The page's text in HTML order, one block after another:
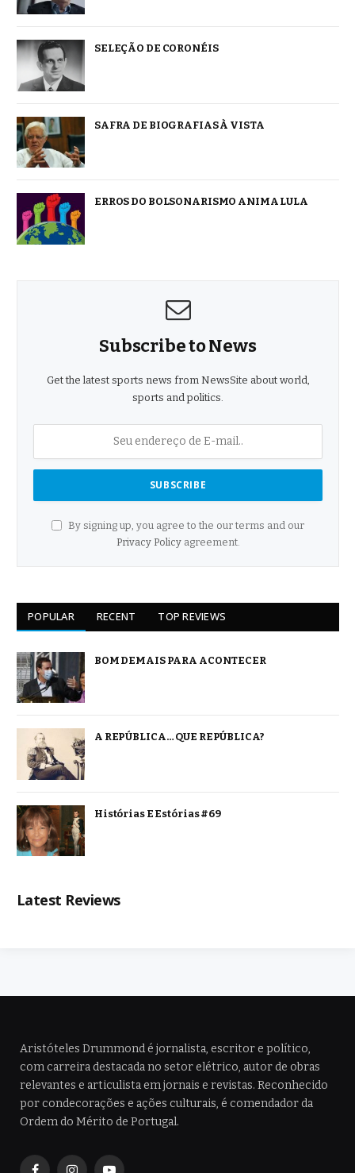
SELEÇÃO DE CORONÉIS
SAFRA DE BIOGRAFIAS À VISTA
ERROS DO BOLSONARISMO ANIMA LULA
Subscribe to News
Get the latest sports news from NewsSite about world,
sports and politics.
By signing up, you agree to the our terms and our
Privacy Policyagreement.
POPULAR RECENT TOP REVIEWS
BOM DEMAIS PARA ACONTECER
A REPÚBLICA… QUE REPÚBLICA?
Histórias E Estórias #69
Latest Reviews
Aristóteles Drummond é jornalista, escritor e político,
com carreira destacada no setor elétrico, autor de obras
relevantes e articulista em jornais e revistas. Reconhecido
por condecorações e ações culturais, é comendador da
Ordem do Mérito de Portugal.